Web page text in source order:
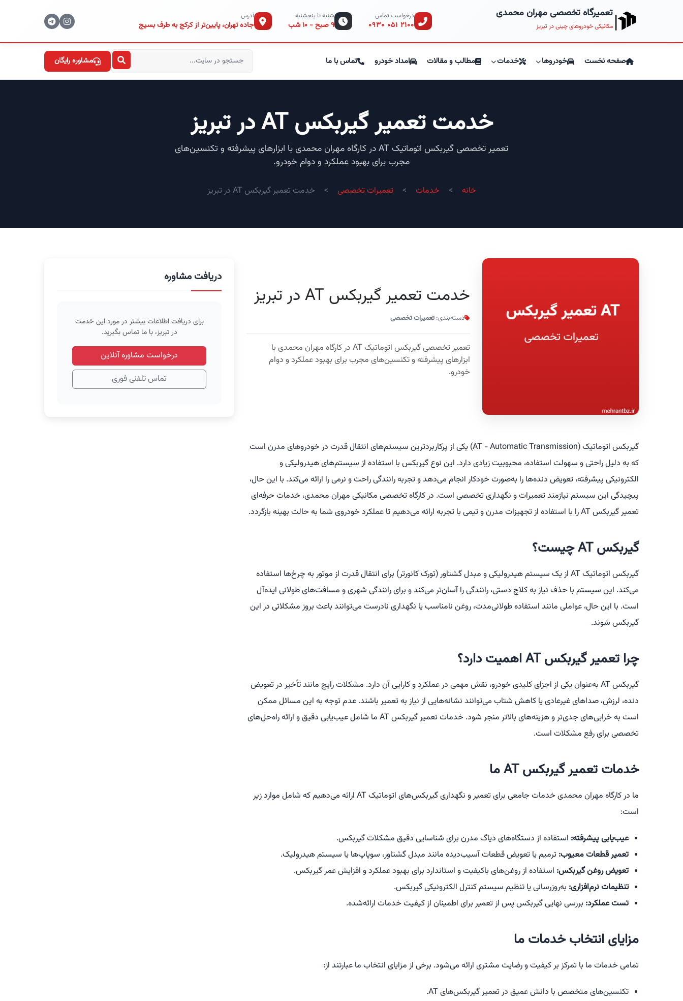
تعمیرگاه تخصصی مهران محمدی
مکانیکی خودروهای چینی در تبریز
درخواست تماس
۰۹۳۰ ۰۵۱ ۲۱۰۰
شنبه تا پنجشنبه
۹ صبح - ۱۰ شب
آدرس
جاده تهران، پایین‌تر از کرکج به طرف بسیج
صفحه نخست خودروها خدمات مطالب و مقالات امداد خودرو تماس با ما مشاوره رایگان
خدمت تعمیر گیربکس AT در تبریز
تعمیر تخصصی گیربکس اتوماتیک AT در کارگاه مهران محمدی با ابزارهای پیشرفته و تکنسین‌های
مجرب برای بهبود عملکرد و دوام خودرو.
خانه خدمات تعمیرات تخصصی خدمت تعمیر گیربکس AT در تبریز
خدمت تعمیر گیربکس AT در تبریز
دسته‌بندی: تعمیرات تخصصی
تعمیر تخصصی گیربکس اتوماتیک AT در کارگاه مهران محمدی با
ابزارهای پیشرفته و تکنسین‌های مجرب برای بهبود عملکرد و دوام
خودرو.
گیربکس اتوماتیک (AT - Automatic Transmission) یکی از پرکاربردترین سیستم‌های انتقال قدرت در خودروهای مدرن است
که به دلیل راحتی و سهولت استفاده، محبوبیت زیادی دارد. این نوع گیربکس با استفاده از سیستم‌های هیدرولیکی و
الکترونیکی پیشرفته، تعویض دنده‌ها را به‌صورت خودکار انجام می‌دهد و تجربه رانندگی راحت و نرمی را ارائه می‌کند. با این حال،
پیچیدگی این سیستم نیازمند تعمیرات و نگهداری تخصصی است. در کارگاه تخصصی مکانیکی مهران محمدی، خدمات حرفه‌ای
تعمیر گیربکس AT را با استفاده از تجهیزات مدرن و تیمی با تجربه ارائه می‌دهیم تا عملکرد خودروی شما به حالت بهینه بازگردد.
گیربکس AT چیست؟
گیربکس اتوماتیک AT از یک سیستم هیدرولیکی و مبدل گشتاور (تورک کانورتر) برای انتقال قدرت از موتور به چرخ‌ها استفاده
می‌کند. این سیستم با حذف نیاز به کلاچ دستی، رانندگی را آسان‌تر می‌کند و برای رانندگی شهری و مسافت‌های طولانی ایده‌آل
است. با این حال، عواملی مانند استفاده طولانی‌مدت، روغن نامناسب یا نگهداری نادرست می‌توانند باعث بروز مشکلاتی در این
گیربکس شوند.
چرا تعمیر گیربکس AT اهمیت دارد؟
گیربکس AT به‌عنوان یکی از اجزای کلیدی خودرو، نقش مهمی در عملکرد و کارایی آن دارد. مشکلات رایج مانند تأخیر در تعویض
دنده، لرزش، صداهای غیرعادی یا کاهش شتاب می‌توانند نشانه‌هایی از نیاز به تعمیر باشند. عدم توجه به این مسائل ممکن
است به خرابی‌های جدی‌تر و هزینه‌های بالاتر منجر شود. خدمات تعمیر گیربکس AT ما شامل عیب‌یابی دقیق و ارائه راه‌حل‌های
تخصصی برای رفع مشکلات است.
خدمات تعمیر گیربکس AT ما
ما در کارگاه مهران محمدی خدمات جامعی برای تعمیر و نگهداری گیربکس‌های اتوماتیک AT ارائه می‌دهیم که شامل موارد زیر
است:
عیب‌یابی پیشرفته: استفاده از دستگاه‌های دیاگ مدرن برای شناسایی دقیق مشکلات گیربکس.
تعمیر قطعات معیوب: ترمیم یا تعویض قطعات آسیب‌دیده مانند مبدل گشتاور، سوپاپ‌ها یا سیستم هیدرولیک.
تعویض روغن گیربکس: استفاده از روغن‌های باکیفیت و استاندارد برای بهبود عملکرد و افزایش عمر گیربکس.
تنظیمات نرم‌افزاری: به‌روزرسانی یا تنظیم سیستم کنترل الکترونیکی گیربکس.
تست عملکرد: بررسی نهایی گیربکس پس از تعمیر برای اطمینان از کیفیت خدمات ارائه‌شده.
مزایای انتخاب خدمات ما
تمامی خدمات ما با تمرکز بر کیفیت و رضایت مشتری ارائه می‌شود. برخی از مزایای انتخاب ما عبارتند از:
تکنسین‌های متخصص با دانش عمیق در تعمیر گیربکس‌های AT.
دریافت مشاوره
برای دریافت اطلاعات بیشتر در مورد این خدمت
در تبریز، با ما تماس بگیرید.
درخواست مشاوره آنلاین
تماس تلفنی فوری